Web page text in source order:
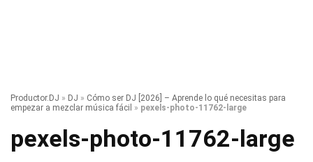
Productor.DJ » DJ » Cómo ser DJ [2026] – Aprende lo qué necesitas para
empezar a mezclar música fácil » pexels-photo-11762-large
pexels-photo-11762-large